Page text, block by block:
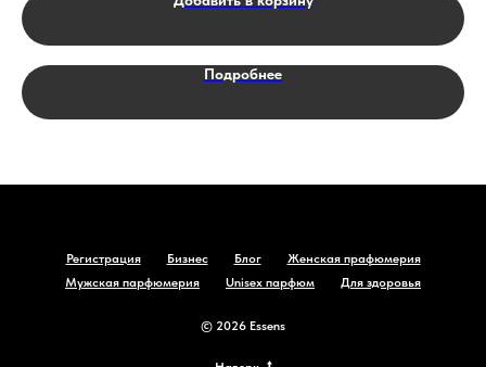
Подробнее
Регистрация Бизнес Блог
Женская прафюмерия
Мужская парфюмерия
Unisex парфюм Для здоровья
© 2026 Essens